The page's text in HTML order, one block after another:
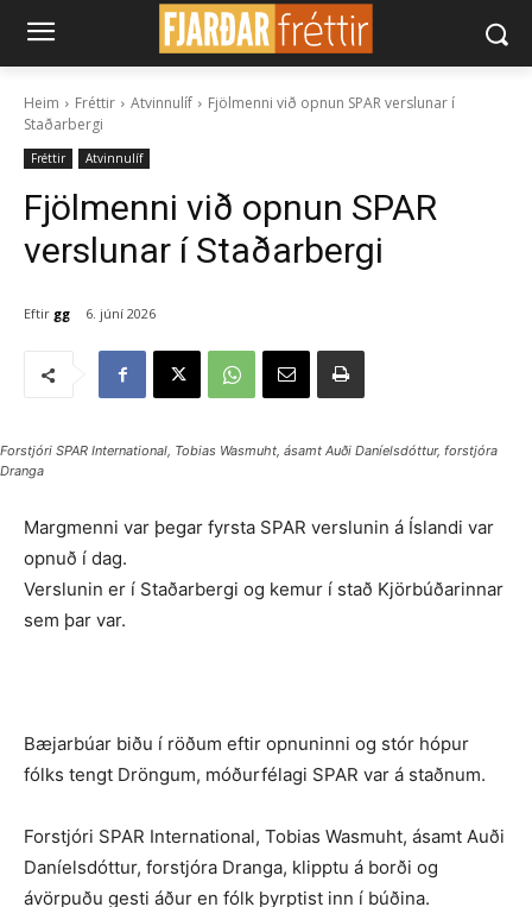
Heim Fréttir Atvinnulíf
Fjölmenni við opnun SPAR verslunar í
Staðarbergi
Fréttir Atvinnulíf
Fjölmenni við opnun SPAR
verslunar í Staðarbergi
Eftir gg 6. júní 2026
Forstjóri SPAR International, Tobias Wasmuht, ásamt Auði Daníelsdóttur, forstjóra
Dranga
Margmenni var þegar fyrsta SPAR verslunin á Íslandi var
opnuð í dag.
Verslunin er í Staðarbergi og kemur í stað Kjörbúðarinnar
sem þar var.
Bæjarbúar biðu í röðum eftir opnuninni og stór hópur
fólks tengt Dröngum, móðurfélagi SPAR var á staðnum.
Forstjóri SPAR International, Tobias Wasmuht, ásamt Auði
Daníelsdóttur, forstjóra Dranga, klipptu á borði og
ávörpuðu gesti áður en fólk þyrptist inn í búðina.